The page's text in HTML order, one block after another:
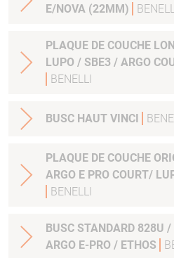
E/NOVA (22MM)
PLAQUE DE COUCHE
LUPO / SBE3 / ARGO
BENELLI
BUSC HAUT VINCI
PLAQUE DE COUCHE
ARGO E PRO COURT/
BENELLI
BUSC STANDARD 828U
ARGO E-PRO / ETHOS